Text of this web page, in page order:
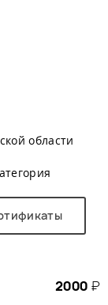
области
2000 ₽